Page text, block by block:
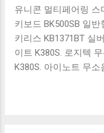
유니콘 멀티페어링
키보드 BK500SB 일
키리스 KB1371BT 실
이트 K380S. 로지텍
K380S. 아이노트 무소
OABTKBDA 퓨어 화